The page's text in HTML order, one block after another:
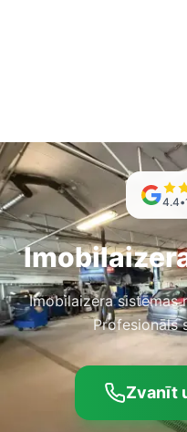
4.4•
Imobilaizera sistēmas
Profesionāls
Zvanīt